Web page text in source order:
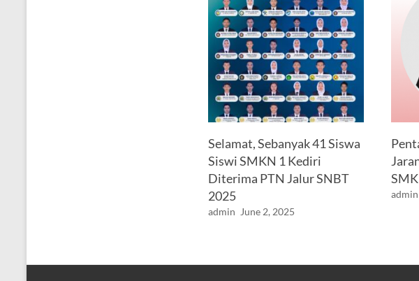
Selamat, Sebanyak 41 Siswa
Siswi SMKN 1 Kediri
Diterima PTN Jalur SNBT
2025
admin June 2, 2025
admin